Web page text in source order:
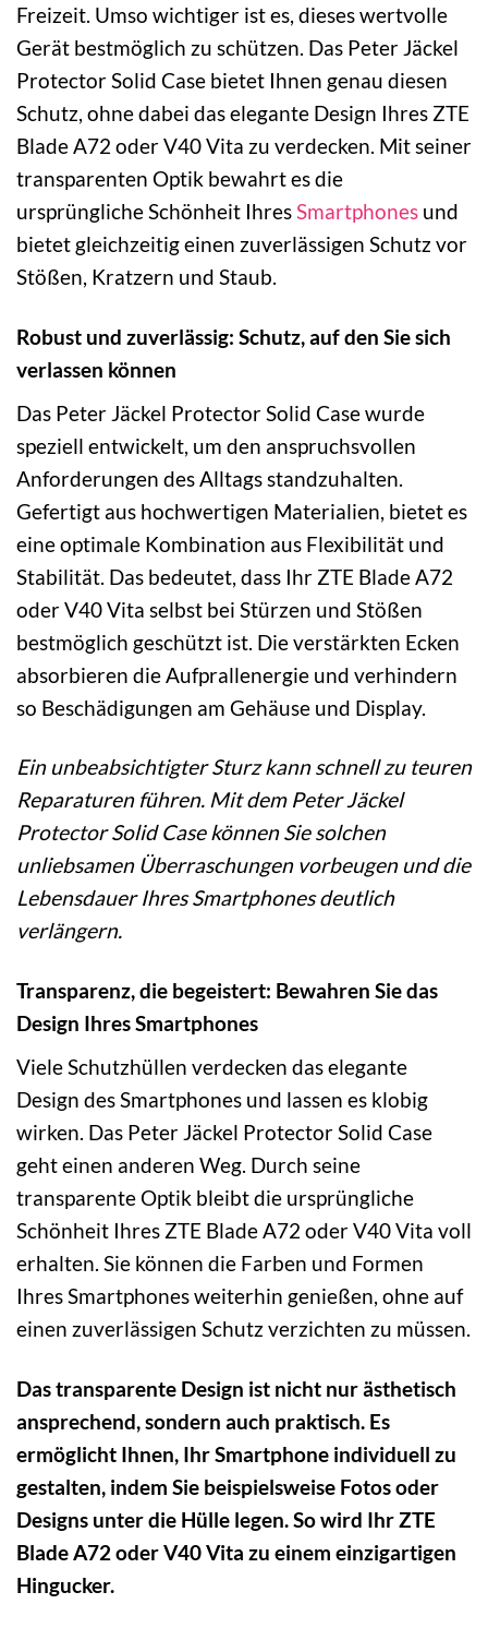
Freizeit. Umso wichtiger ist es, dieses wertvolle
Gerät bestmöglich zu schützen. Das Peter Jäckel
Protector Solid Case bietet Ihnen genau diesen
Schutz, ohne dabei das elegante Design Ihres ZTE
Blade A72 oder V40 Vita zu verdecken. Mit seiner
transparenten Optik bewahrt es die
ursprüngliche Schönheit IhresSmartphones und
bietet gleichzeitig einen zuverlässigen Schutz vor
Stößen, Kratzern und Staub.
Robust und zuverlässig: Schutz, auf den Sie sich
verlassen können
Das Peter Jäckel Protector Solid Case wurde
speziell entwickelt, um den anspruchsvollen
Anforderungen des Alltags standzuhalten.
Gefertigt aus hochwertigen Materialien, bietet es
eine optimale Kombination aus Flexibilität und
Stabilität. Das bedeutet, dass Ihr ZTE Blade A72
oder V40 Vita selbst bei Stürzen und Stößen
bestmöglich geschützt ist. Die verstärkten Ecken
absorbieren die Aufprallenergie und verhindern
so Beschädigungen am Gehäuse und Display.
Ein unbeabsichtigter Sturz kann schnell zu teuren
Reparaturen führen. Mit dem Peter Jäckel
Protector Solid Case können Sie solchen
unliebsamen Überraschungen vorbeugen und die
Lebensdauer Ihres Smartphones deutlich
verlängern.
Transparenz, die begeistert: Bewahren Sie das
Design Ihres Smartphones
Viele Schutzhüllen verdecken das elegante
Design des Smartphones und lassen es klobig
wirken. Das Peter Jäckel Protector Solid Case
geht einen anderen Weg. Durch seine
transparente Optik bleibt die ursprüngliche
Schönheit Ihres ZTE Blade A72 oder V40 Vita voll
erhalten. Sie können die Farben und Formen
Ihres Smartphones weiterhin genießen, ohne auf
einen zuverlässigen Schutz verzichten zu müssen.
Das transparente Design ist nicht nur ästhetisch
ansprechend, sondern auch praktisch. Es
ermöglicht Ihnen, Ihr Smartphone individuell zu
gestalten, indem Sie beispielsweise Fotos oder
Designs unter die Hülle legen. So wird Ihr ZTE
Blade A72 oder V40 Vita zu einem einzigartigen
Hingucker.